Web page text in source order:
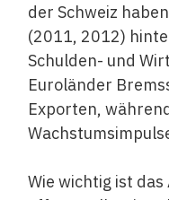
der Schweiz
(2011, 2012)
Schulden- und
Euroländer
Exporten,
Wie wichtig ist